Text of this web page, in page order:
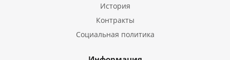
История
Контракты
Социальная политика